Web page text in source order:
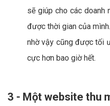
sẽ giúp cho các doanh
được thời gian của
nhờ vậy cũng được tối
cực hơn bao giờ hết.
3 - Một website thu